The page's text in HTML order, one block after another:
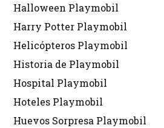
Halloween Playmobil
Harry Potter Playmobil
Helicópteros Playmobil
Historia de Playmobil
Hospital Playmobil
Hoteles Playmobil
Huevos Sorpresa Playmobil